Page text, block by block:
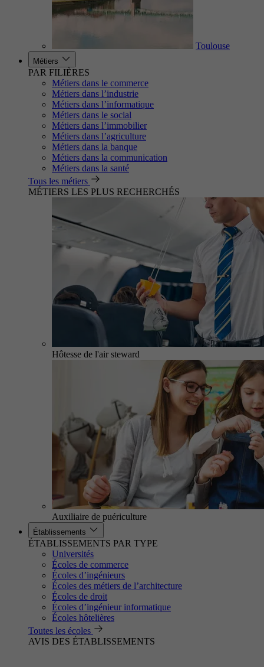
Toulouse
Métiers
PAR FILIÈRES
Métiers dans le commerce
Métiers dans l’industrie
Métiers dans l’informatique
Métiers dans le social
Métiers dans l’immobilier
Métiers dans l’agriculture
Métiers dans la banque
Métiers dans la communication
Métiers dans la santé
Tous les métiers
MÉTIERS LES PLUS RECHERCHÉS
Hôtesse de l'air steward
Auxiliaire de puériculture
Établissements
ÉTABLISSEMENTS PAR TYPE
Universités
Écoles de commerce
Écoles d’ingénieurs
Écoles des métiers de l’architecture
Écoles de droit
Écoles d’ingénieur informatique
Écoles hôtelières
Toutes les écoles
AVIS DES ÉTABLISSEMENTS